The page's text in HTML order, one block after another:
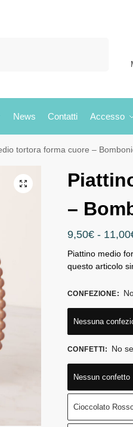
News Contatti Accesso
tortora forma cuore –
–
9,50€ - 11,00
Piattino medio
questo articolo
CONFEZIONE:
Nessuna
CONFETTI: No
Nessun confetto
Cioccolato